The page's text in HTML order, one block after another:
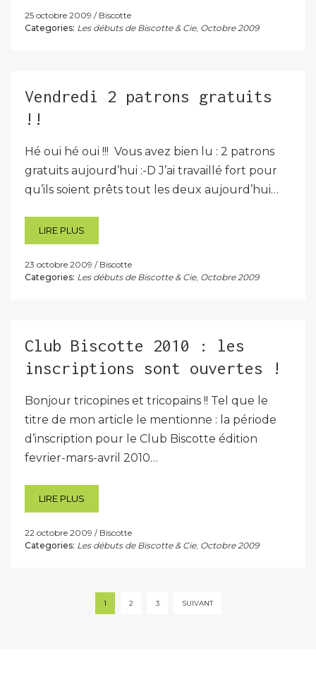
25 octobre 2009
Biscotte
Categories: Les débuts de Biscotte & Cie, Octobre 2009
Vendredi 2 patrons gratuits
!!
Hé oui hé oui !!! Vous avez bien lu : 2 patrons
gratuits aujourd’hui :-D J’ai travaillé fort pour
qu’ils soient prêts tout les deux aujourd’hui…
LIRE PLUS
23 octobre 2009
Biscotte
Categories: Les débuts de Biscotte & Cie, Octobre 2009
Club Biscotte 2010 : les
inscriptions sont ouvertes !
Bonjour tricopines et tricopains !! Tel que le
titre de mon article le mentionne : la période
d’inscription pour le Club Biscotte édition
fevrier-mars-avril 2010…
LIRE PLUS
22 octobre 2009
Biscotte
Categories: Les débuts de Biscotte & Cie, Octobre 2009
1 2 3 SUIVANT